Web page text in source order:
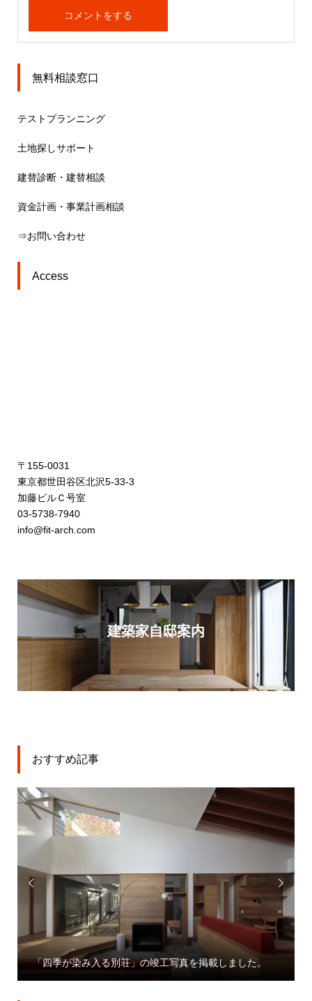
無料相談窓口
テストプランニング
土地探しサポート
建替診断・建替相談
資金計画・事業計画相談
⇒お問い合わせ
Access
〒155-0031
東京都世田谷区北沢5-33-3
加藤ビルＣ号室
03-5738-7940
info@fit-arch.com
建築家自邸案内
おすすめ記事

染み入る別荘」の竣工写真を掲載しました。
「大宮駅東
業」プレスリ
